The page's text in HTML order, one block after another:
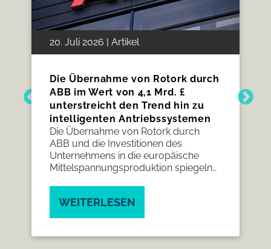
20. Juli 2026 | Artikel
Die Übernahme von Rotork durch
ABB im Wert von 4,1 Mrd. £
unterstreicht den Trend hin zu
intelligenten Antriebssystemen
Die Übernahme von Rotork durch
ABB und die Investitionen des
Unternehmens in die europäische
Mittelspannungsproduktion spiegeln
wider und eröffnen neue Chancen
entlang der gesamten Lieferkette der
WEITERLESEN